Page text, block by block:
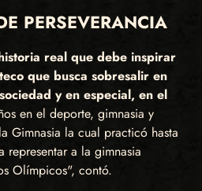
PERSEVERANCIA
real que debe inspirar
que busca sobresalir en
y en especial, en el
en el deporte, gimnasia y
Gimnasia la cual practicó hasta
a la gimnasia
Olímpicos", contó.